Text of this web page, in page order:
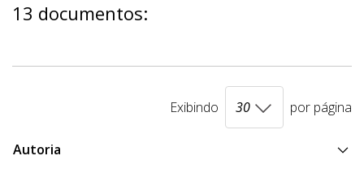
13 documentos:
Exibindo por página
Autoria